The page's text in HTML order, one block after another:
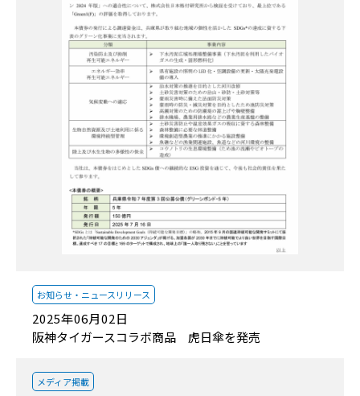
2025年06月02日
お知らせ・ ニュースリリース
阪神タイガースコラボ商品 虎日傘を発売
メディア掲載